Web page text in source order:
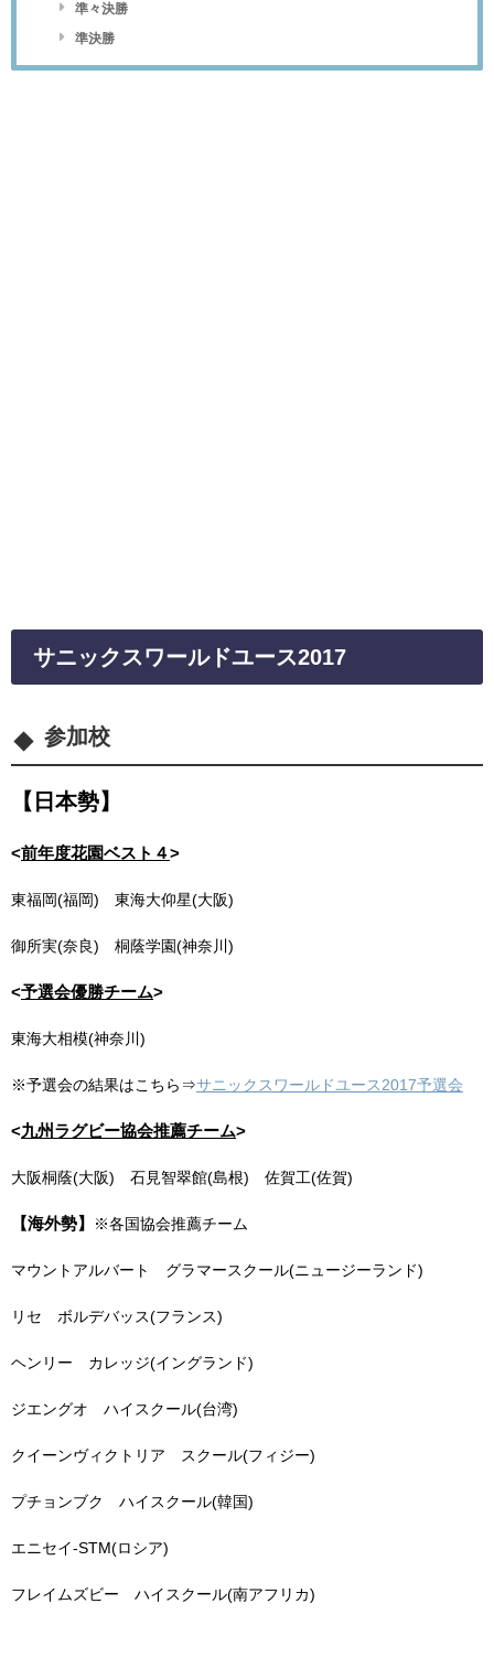
準々決勝
準決勝
サニックスワールドユース2017
参加校
【日本勢】
<前年度花園ベスト４>
東福岡(福岡) 東海大仰星(大阪)
御所実(奈良) 桐蔭学園(神奈川)
<予選会優勝チーム>
東海大相模(神奈川)
※予選会の結果はこちら⇒サニックスワールドユース2017予選会
<九州ラグビー協会推薦チーム>
大阪桐蔭(大阪) 石見智翠館(島根) 佐賀工(佐賀)
【海外勢】 ※各国協会推薦チーム
マウントアルバート グラマースクール(ニュージーランド)
リセ ボルデバッス(フランス)
ヘンリー カレッジ(イングランド)
ジエングオ ハイスクール(台湾)
クイーンヴィクトリア スクール(フィジー)
プチョンブク ハイスクール(韓国)
エニセイ-STM(ロシア)
フレイムズビー ハイスクール(南アフリカ)